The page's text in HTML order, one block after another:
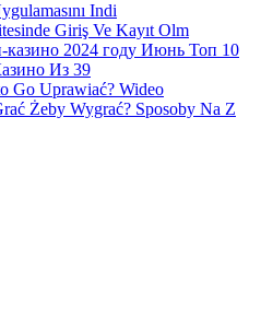
Indi
Giriş Ve Kayıt Olm
2024 году Июнь Топ 10
Из 39
Go Uprawiać? Wideo
Żeby Wygrać? Sposoby Na Z